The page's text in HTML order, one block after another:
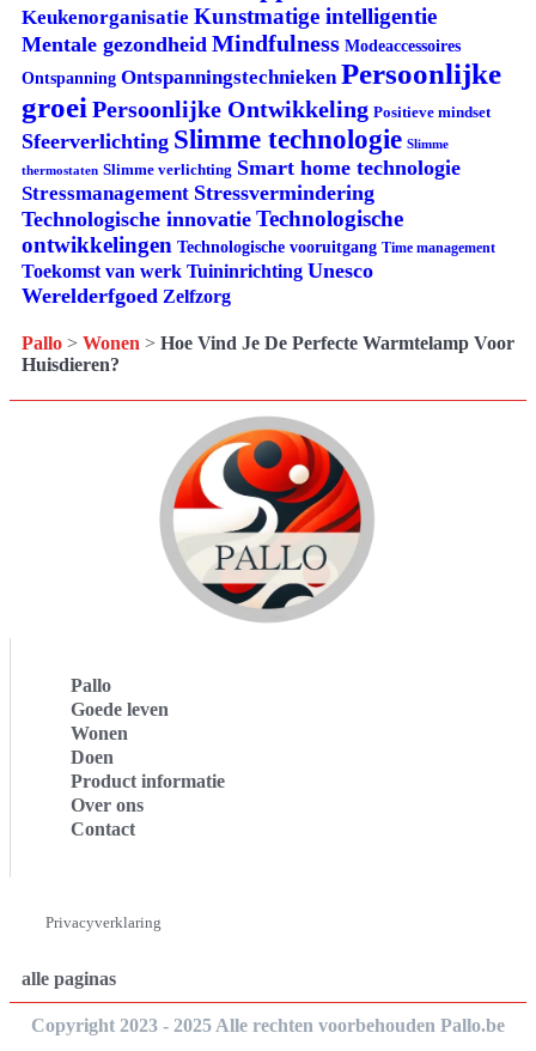
Keukenorganisatie Kunstmatige intelligentie
Mentale gezondheid Mindfulness Modeaccessoires
Ontspanning Ontspanningstechnieken Persoonlijke
groei Persoonlijke Ontwikkeling Positieve mindset
Sfeerverlichting Slimme technologie Slimme
thermostaten Slimme verlichting Smart home technologie
Stressmanagement Stressvermindering
Technologische innovatie Technologische
ontwikkelingen Technologische vooruitgang Time management
Toekomst van werk Tuininrichting Unesco
Werelderfgoed Zelfzorg
Pallo > Wonen > Hoe Vind Je De Perfecte Warmtelamp Voor
Huisdieren?
Pallo
Goede leven
Wonen
Doen
Product informatie
Over ons
Contact
Privacyverklaring
alle paginas
Copyright 2023 - 2025 Alle rechten voorbehouden Pallo.be